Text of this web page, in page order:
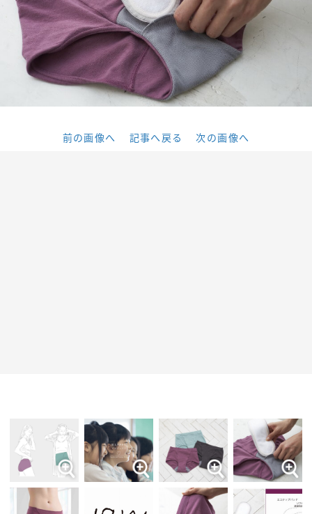
前の画像へ 記事へ戻る 次の画像へ